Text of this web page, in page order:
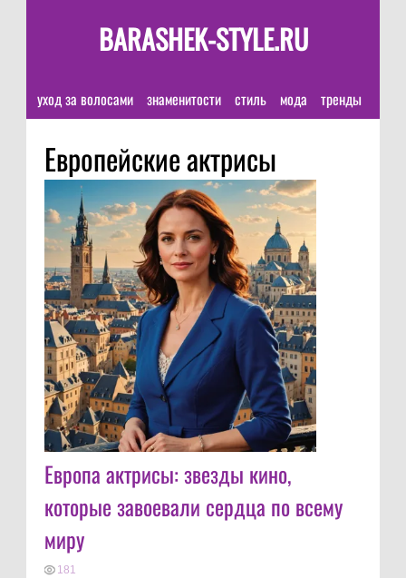
BARASHEK-STYLE.RU
уход за волосами знаменитости стиль мода тренды
Европейские актрисы
Европа актрисы: звезды кино,
которые завоевали сердца по всему
миру
181